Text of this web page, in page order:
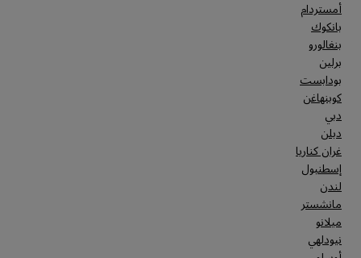
أمستردام
بانكوك
بنغالورو
برلين
بودابست
كوبنهاغن
دبي
دبلن
غران كناريا
إسطنبول
لندن
مانشستر
ميلانو
نيودلهي